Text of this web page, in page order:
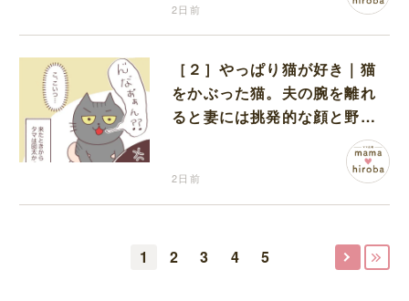
2日前
［２］やっぱり猫が好き｜猫
をかぶった猫。夫の腕を離れ
ると妻には挑発的な顔と野太
2日前
1 2 3 4 5